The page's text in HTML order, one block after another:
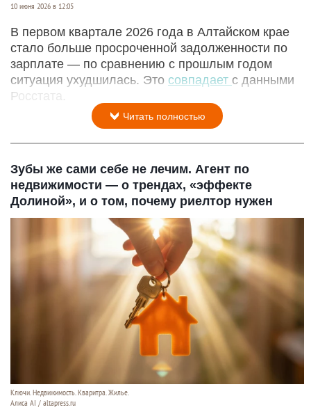
10 июня 2026 в 12:05
В первом квартале 2026 года в Алтайском крае
стало больше просроченной задолженности по
зарплате — по сравнению с прошлым годом
ситуация ухудшилась. Это совпадает с данными
Росстата.
Читать полностью
Зубы же сами себе не лечим. Агент по
недвижимости — о трендах, «эффекте
Долиной», и о том, почему риелтор нужен
Ключи. Недвижимость. Кваритра. Жилье.
Алиса AI / altapress.ru